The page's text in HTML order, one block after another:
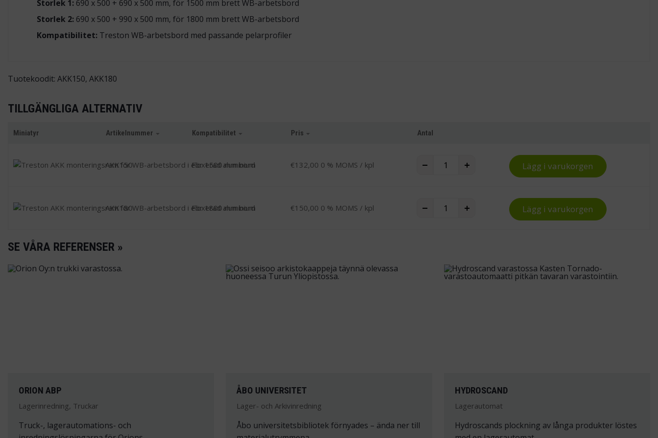
Storlek 1:690 x 500 + 690 x 500 mm, för 1500 mm brett WB-arbetsbord
Storlek 2:690 x 500 + 990 x 500 mm, för 1800 mm brett WB-arbetsbord
Kompatibilitet:Treston WB-arbetsbord med passande pelarprofiler
Tuotekoodit: AKK150, AKK180
TILLGÄNGLIGA ALTERNATIV
Miniatyr Artikelnummer Kompatibilitet Pris Antal
AKK150 För 1500 mm bord €132,00 0 % MOMS / kpl Treston monteringsram till WB-arbetsbord quantity
+ Lägg i varukorgen
AKK180 För 1800 mm bord €150,00 0 % MOMS / kpl Treston monteringsram till WB-arbetsbord quantity
+ Lägg i varukorgen
SE VÅRA REFERENSER »
ORION ABP
Lagerinredning, Truckar
Truck-, lagerautomations- och
ÅBO UNIVERSITET
Lager- och Arkivinredning
Åbo universitetsbibliotek förnyades – ända ner till
HYDROSCAND
Lagerautomat
Hydroscands plockning av långa produkter löstes